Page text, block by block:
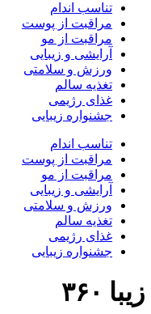
تناسب اندام
مراقبت از پوست
مراقبت از مو
آرایشی و زیبایی
ورزش و سلامتی
تغذیه سالم
غذای رژیمی
جشنواره زیبایی
تناسب اندام
مراقبت از پوست
مراقبت از مو
آرایشی و زیبایی
ورزش و سلامتی
تغذیه سالم
غذای رژیمی
جشنواره زیبایی
زیبا ۳۶۰